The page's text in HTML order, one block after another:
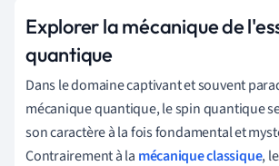
Explorer la mécanique de
quantique
Dans le domaine captivant et souvent
mécanique quantique, le spin quantique
son caractère à la fois fondamental et
Contrairement à la mécanique classique,